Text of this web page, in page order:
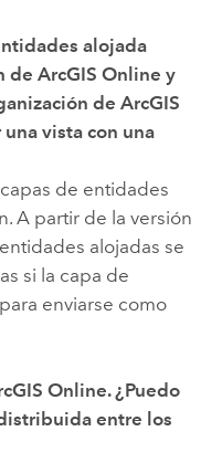
alojada
de ArcGIS Online y
de ArcGIS
vista con una
de entidades
A partir de la versión
alojadas se
si la capa de
enviarse como
Online. ¿Puedo
entre los